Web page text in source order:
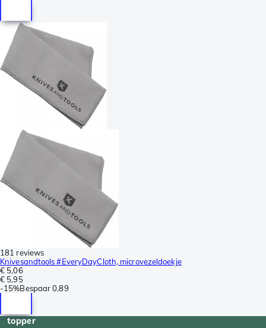
181 reviews
Knivesandtools #EveryDayCloth, microvezeldoekje
€ 5,06
€ 5,95
-15%Bespaar 0,89
topper